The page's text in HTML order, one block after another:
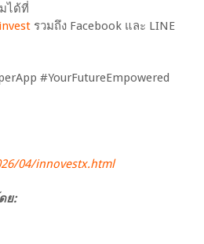
ได้ที่
รวมถึง Facebook และ LINE
#YourFutureEmpowered
04/innovestx.html
ย: